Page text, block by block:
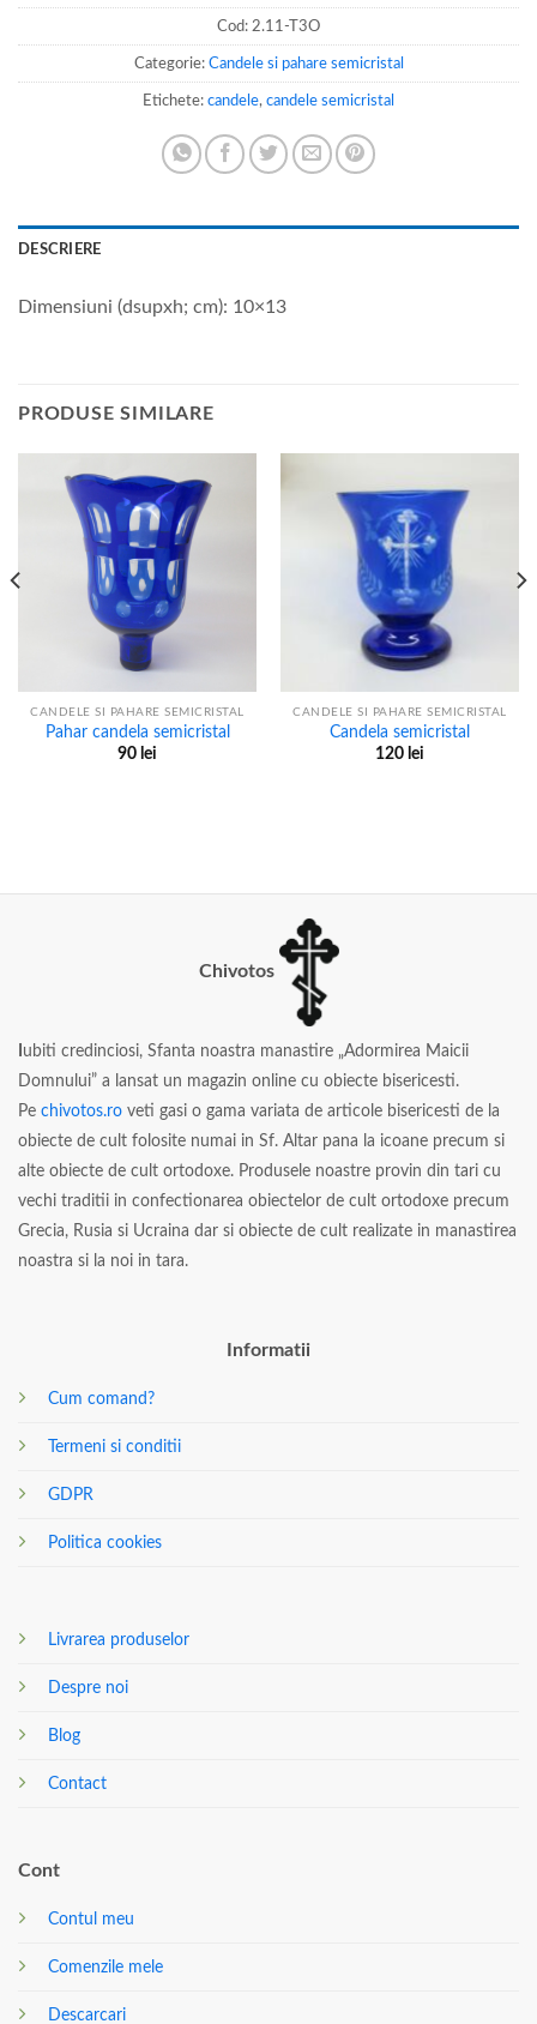
Cod: 2.11-T3O
Categorie: Candele si pahare semicristal
Etichete: candele, candele semicristal
DESCRIERE
Dimensiuni (dsupxh; cm): 10×13
PRODUSE SIMILARE
CANDELE SI PAHARE SEMICRISTAL
Pahar candela semicristal
90 lei
CANDELE SI PAHARE SEMICRISTAL
Candela semicristal
120 lei
Chivotos
ubiti credinciosi, Sfanta noastra manastire „Adormirea Maicii
Domnului” a lansat un magazin online cu obiecte bisericesti.
Pe chivotos.ro veti gasi o gama variata de articole bisericesti de la
obiecte de cult folosite numai in Sf. Altar pana la icoane precum si
alte obiecte de cult ortodoxe. Produsele noastre provin din tari cu
vechi traditii in confectionarea obiectelor de cult ortodoxe precum
Grecia, Rusia si Ucraina dar si obiecte de cult realizate in manastirea
noastra si la noi in tara.
Informatii
Cum comand?
Termeni si conditii
GDPR
Politica cookies
Livrarea produselor
Despre noi
Blog
Contact
Cont
Contul meu
Comenzile mele
Descarcari